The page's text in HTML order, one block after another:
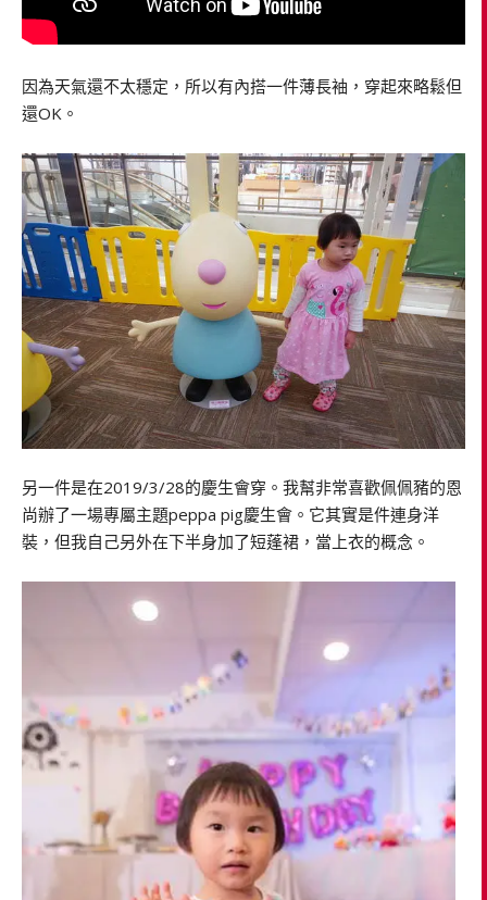
因為天氣還不太穩定，所以有內搭一件薄長袖，穿起來略鬆但
還OK。
另一件是在2019/3/28的慶生會穿。我幫非常喜歡佩佩豬的恩
尚辦了一場專屬主題peppa pig慶生會。它其實是件連身洋
裝，但我自己另外在下半身加了短蓬裙，當上衣的概念。